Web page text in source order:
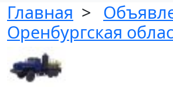
Главная >
Оренбургская